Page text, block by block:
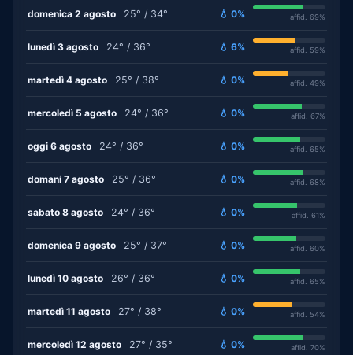
domenica 2 agosto 25° / 34° 💧 0% affid. 69%
lunedì 3 agosto 24° / 36° 💧 6% affid. 59%
martedì 4 agosto 25° / 38° 💧 0% affid. 49%
mercoledì 5 agosto 24° / 36° 💧 0% affid. 67%
oggi 6 agosto 24° / 36° 💧 0% affid. 65%
domani 7 agosto 25° / 36° 💧 0% affid. 68%
sabato 8 agosto 24° / 36° 💧 0% affid. 61%
domenica 9 agosto 25° / 37° 💧 0% affid. 60%
lunedì 10 agosto 26° / 36° 💧 0% affid. 65%
martedì 11 agosto 27° / 38° 💧 0% affid. 54%
mercoledì 12 agosto 27° / 35° 💧 0% affid. 70%